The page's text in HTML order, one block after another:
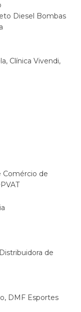
Diesel Bombas
Clínica Vivendi,
Comércio de
de
DMF Esportes